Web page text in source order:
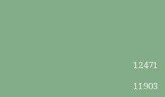
12471
11903